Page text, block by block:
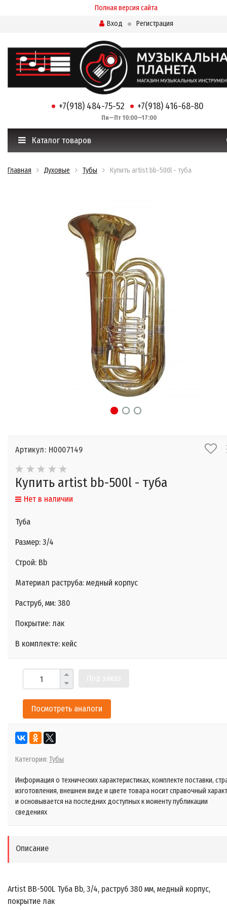
Полная версия сайта
Вход
Регистрация
+7(918) 484-75-52 +7(918) 416-68-80
Пн—Пт 10:00—17:00
Каталог товаров
Главная Духовые Тубы Купить artist bb-500l - туба
Артикул: Н0007149
Купить artist bb-500l - туба
Нет в наличии
Туба
Размер: 3/4
Строй: Bb
Материал раструба: медный корпус
Раструб, мм: 380
Покрытие: лак
В комплекте: кейс​
Посмотреть аналоги
Категория: Тубы
Информация о технических характеристиках, комплекте поставки,
изготовления, внешнем виде и цвете товара носит справочный
и основывается на последних доступных к моменту публикации
сведениях
Описание
Artist BB-500L Туба Bb, 3/4, раструб 380 мм, медный корпус,
покрытие лак